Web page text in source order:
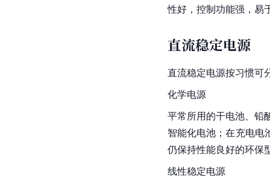
性好，控制功能强，易
直流稳定电源
直流稳定电源按习惯可
化学电源
平常所用的干电池、铅
智能化电池；在充电电
仍保持性能良好的环保
线性稳定电源